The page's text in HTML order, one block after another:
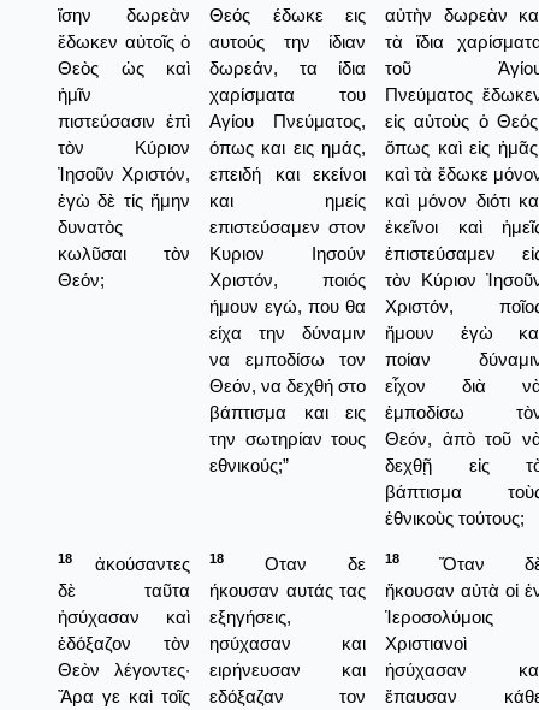
ἴσην δωρεὰν
ἔδωκεν αὐτοῖς ὁ
Θεὸς ὡς καὶ
ἡμῖν
πιστεύσασιν ἐπὶ
τὸν Κύριον
Ἰησοῦν Χριστόν,
ἐγὼ δὲ τίς ἤμην
δυνατὸς
κωλῦσαι τὸν
Θεόν;
Θεός έδωκε εις
αυτούς την ίδιαν
δωρεάν, τα ίδια
χαρίσματα του
Αγίου Πνεύματος,
όπως και εις ημάς,
επειδή και εκείνοι
και ημείς
επιστεύσαμεν στον
Κυριον Ιησούν
Χριστόν, ποιός
ήμουν εγώ, που θα
είχα την δύναμιν
να εμποδίσω τον
Θεόν, να δεχθή στο
βάπτισμα και εις
την σωτηρίαν τους
εθνικούς;”
αὐτὴν δωρεὰν
τὰ ἴδια
τοῦ
Πνεύματος
εἰς αὐτοὺς ὁ
ὅπως καὶ εἰς
καὶ τὰ ἔδωκε
καὶ μόνον διότι
ἐκεῖνοι καὶ
ἐπιστεύσαμεν
τὸν Κύριον
Χριστόν,
ἤμουν ἐγὼ
ποίαν
εἶχον διὰ
ἐμποδίσω
Θεόν, ἀπὸ τοῦ
δεχθῇ εἰς
βάπτισμα
ἐθνικοὺς τούτους;
18
ἀκούσαντες
δὲ ταῦτα
ἡσύχασαν καὶ
ἐδόξαζον τὸν
Θεὸν λέγοντες·
Ἄρα γε καὶ τοῖς
18
Οταν δε
ήκουσαν αυτάς τας
εξηγήσεις,
ησύχασαν και
ειρήνευσαν και
εδόξαζαν τον
18
Ὅταν
ἤκουσαν αὐτὰ οἱ
Ἱεροσολύμοις
Χριστιανοὶ
ἡσύχασαν
ἔπαυσαν